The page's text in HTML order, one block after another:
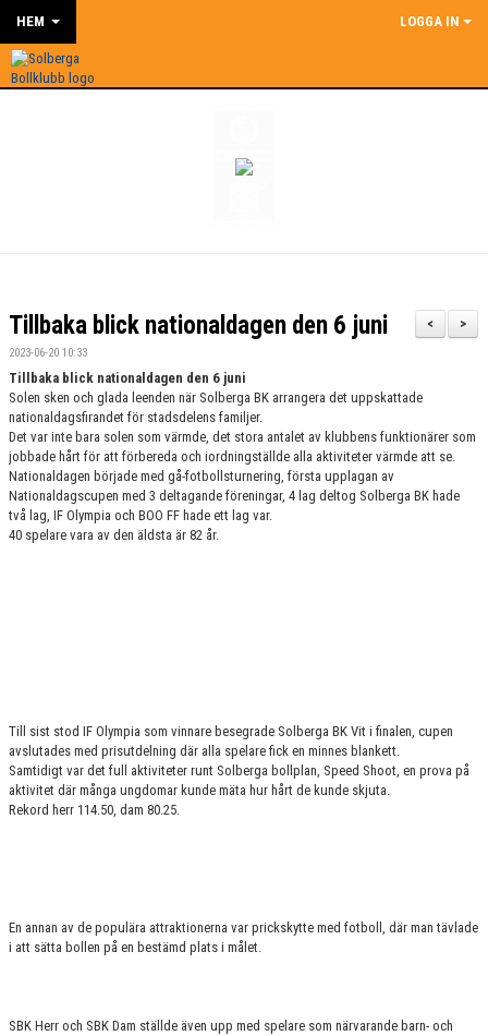
HEM LOGGA IN
>
<
Tillbaka blick nationaldagen den 6 juni
2023-06-20 10:33
Tillbaka blick nationaldagen den 6 juni
Solen sken och glada leenden när Solberga BK arrangera det uppskattade
nationaldagsfirandet för stadsdelens familjer.
Det var inte bara solen som värmde, det stora antalet av klubbens funktionärer som
jobbade hårt för att förbereda och iordningställde alla aktiviteter värmde att se.
Nationaldagen började med gå-fotbollsturnering, första upplagan av
Nationaldagscupen med 3 deltagande föreningar, 4 lag deltog Solberga BK hade
två lag, IF Olympia och BOO FF hade ett lag var.
40 spelare vara av den äldsta är 82 år.
Till sist stod IF Olympia som vinnare besegrade Solberga BK Vit i finalen, cupen
avslutades med prisutdelning där alla spelare fick en minnes blankett.
Samtidigt var det full aktiviteter runt Solberga bollplan, Speed Shoot, en prova på
aktivitet där många ungdomar kunde mäta hur hårt de kunde skjuta.
Rekord herr 114.50, dam 80.25.
En annan av de populära attraktionerna var prickskytte med fotboll, där man tävlade
i att sätta bollen på en bestämd plats i målet.
SBK Herr och SBK Dam ställde även upp med spelare som närvarande barn- och